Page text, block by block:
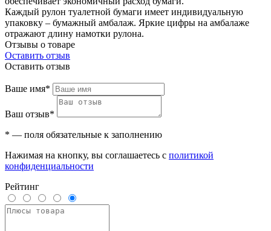
Каждый рулон туалетной бумаги имеет индивидуальную
упаковку – бумажный амбалаж. Яркие цифры на амбалаже
отражают длину намотки рулона.
Отзывы о товаре
Оставить отзыв
Оставить отзыв
Ваше имя*
Ваш отзыв*
* — поля обязательные к заполнению
Нажимая на кнопку, вы соглашаетесь с политикой
конфиденциальности
Рейтинг